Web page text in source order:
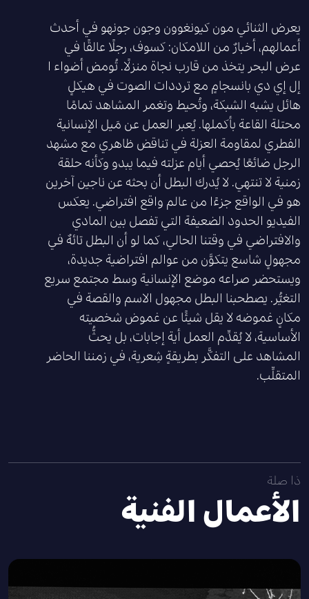
يعرض الثنائي مون كيونغوون وجون جونهو في أحدث
أعمالهم، أخبارٌ من اللامكان: كسوف، رجلًا عالقًا في
عرض البحر يتخذ من قارب نجاة منزلًا. تُومض أضواء ا
إل إي دي بانسجامٍ مع ترددات الصوت في هيكلٍ
هائل يشبه الشبكة، وتُحيط وتغمر المشاهد تمامًا
محتلة القاعة بأكملها. يُعبر العمل عن مَيل الإنسانية
الفطري لمقاومة العزلة في تناقض ظاهري مع مشهد
الرجل ضائعًا يُحصي أيام عزلته فيما يبدو وكأنه حلقة
زمنية لا تنتهي. لا يُدرك البطل أن بحثه عن ناجين آخرين
هو في الواقع جزءًا من عالم واقع افتراضي. يعكس
الفيديو الحدود الضعيفة التي تفصل بين المادي
والافتراضي في وقتنا الحالي، كما لو أن البطل تائهٌ في
مجهولٍ شاسع يتكوَّن من عوالم افتراضية جديدة،
ويستحضر صراعه موضع الإنسانية وسط مجتمع سريع
التغيُّر. يصطحبنا البطل مجهول الاسم والقصة في
مكانٍ غموضه لا يقل شيئًا عن غموض شخصيته
الأساسية، لا يُقدِّم العمل أية إجابات، بل يحثُّ
المشاهد على التفكَّر بطريقةٍ شِعرية، في زمننا الحاضر
المتقلِّب.
ذا صلة
الأعمال الفنية